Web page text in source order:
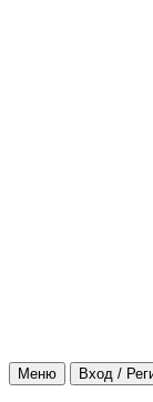
Меню Вход /